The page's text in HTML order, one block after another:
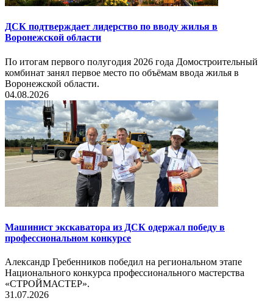
ДСК подтверждает лидерство по вводу жилья в
Воронежской области
По итогам первого полугодия 2026 года Домостроительный
комбинат занял первое место по объёмам ввода жилья в
Воронежской области.
04.08.2026
Машинист экскаватора из ДСК одержал победу в
профессиональном конкурсе
Александр Гребенников победил на региональном этапе
Национального конкурса профессионального мастерства
«СТРОЙМАСТЕР».
31.07.2026